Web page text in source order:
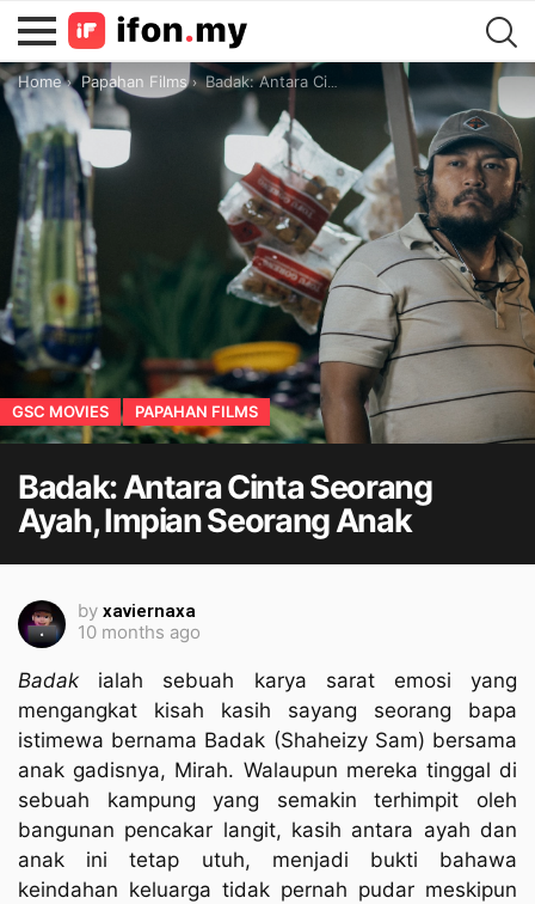
You are here:
Home Papahan Films Badak: Antara Cinta Seorang Ayah, Impian Seorang Anak
GSC MOVIES PAPAHAN FILMS
Badak: Antara Cinta Seorang
Ayah, Impian Seorang Anak
by xaviernaxa
10 months ago
Badak ialah sebuah karya sarat emosi yang
mengangkat kisah kasih sayang seorang bapa
istimewa bernama Badak (Shaheizy Sam) bersama
anak gadisnya, Mirah. Walaupun mereka tinggal di
sebuah kampung yang semakin terhimpit oleh
bangunan pencakar langit, kasih antara ayah dan
anak ini tetap utuh, menjadi bukti bahawa
keindahan keluarga tidak pernah pudar meskipun